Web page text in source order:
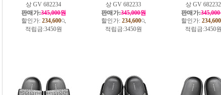
상 GV 682234
판매가:345,000원
할인가: 234,600
적립금:3450원
상 GV 682233
판매가:345,000원
할인가: 234,600
적립금:3450원
상 GV 682232
판매가:
할인가: 234,600
적립금:3450